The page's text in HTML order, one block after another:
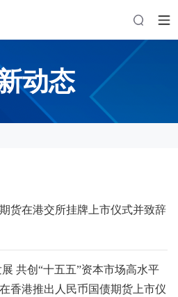
动态
货在港交所挂牌上市仪式并致辞
共创“十五五”资本市场高水平
港推出人民币国债期货上市仪